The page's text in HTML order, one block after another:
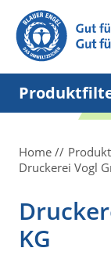
Suchbegriff
setzen.
Home
Druckerei Vogl
KG